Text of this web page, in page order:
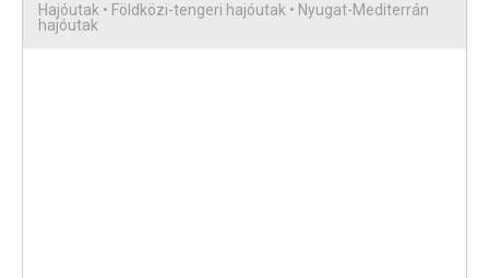
Hajóutak • Földközi-tengeri hajóutak • Nyugat-Mediterrán
hajóutak